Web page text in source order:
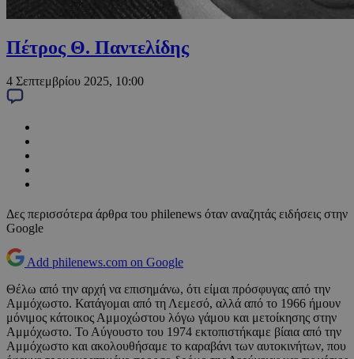
Πέτρος Θ. Παντελίδης
4 Σεπτεμβρίου 2025, 10:00
Δες περισσότερα άρθρα του philenews όταν αναζητάς ειδήσεις στην
Google
Add philenews.com on Google
Θέλω από την αρχή να επισημάνω, ότι είμαι πρόσφυγας από την
Αμμόχωστο. Κατάγομαι από τη Λεμεσό, αλλά από το 1966 ήμουν
μόνιμος κάτοικος Αμμοχώστου λόγω γάμου και μετοίκησης στην
Αμμόχωστο. Το Αύγουστο του 1974 εκτοπιστήκαμε βίαια από την
Αμμόχωστο και ακολουθήσαμε το καραβάνι των αυτοκινήτων, που